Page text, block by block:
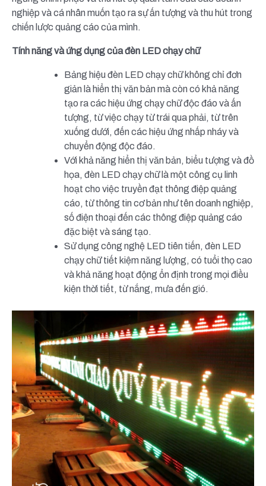
nghiệp và cá nhân muốn tạo ra sự ấn tượng và thu hút trong
chiến lược quảng cáo của mình.
Tính năng và ứng dụng của đèn LED chạy chữ
Bảng hiệu đèn LED chạy chữ không chỉ đơn
giản là hiển thị văn bản mà còn có khả năng
tạo ra các hiệu ứng chạy chữ độc đáo và ấn
tượng, từ việc chạy từ trái qua phải, từ trên
xuống dưới, đến các hiệu ứng nhấp nháy và
chuyển động độc đáo.
Với khả năng hiển thị văn bản, biểu tượng và đồ
họa, đèn LED chạy chữ là một công cụ linh
hoạt cho việc truyền đạt thông điệp quảng
cáo, từ thông tin cơ bản như tên doanh nghiệp,
số điện thoại đến các thông điệp quảng cáo
đặc biệt và sáng tạo.
Sử dụng công nghệ LED tiên tiến, đèn LED
chạy chữ tiết kiệm năng lượng, có tuổi thọ cao
và khả năng hoạt động ổn định trong mọi điều
kiện thời tiết, từ nắng, mưa đến gió.